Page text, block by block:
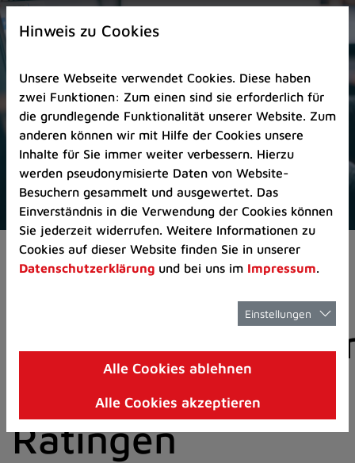
Zur
Startseite
Zum
Seitenanfang
springen
(Schnelltaste
A)
Zur
Navigation/Menü
springen
(Schnelltaste
M)
Zur
8)
I)
Pressemeldungen
der Stadt
Ratingen
Hinweis zu Cookies
Unsere Webseite verwendet Cookies. Diese haben
zwei Funktionen: Zum einen sind sie erforderlich für
die grundlegende Funktionalität unserer Website. Zum
anderen können wir mit Hilfe der Cookies unsere
Inhalte für Sie immer weiter verbessern. Hierzu
werden pseudonymisierte Daten von Website-
Besuchern gesammelt und ausgewertet. Das
Einverständnis in die Verwendung der Cookies können
Sie jederzeit widerrufen. Weitere Informationen zu
Cookies auf dieser Website finden Sie in unserer
Datenschutzerklärung und bei uns im Impressum.
Einstellungen
Alle Cookies ablehnen
Alle Cookies akzeptieren